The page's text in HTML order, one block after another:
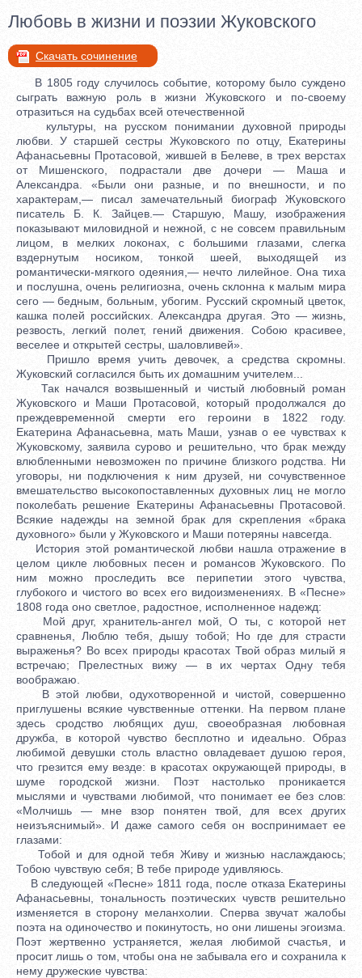
Любовь в жизни и поэзии Жуковского
Скачать сочинение
В 1805 году случилось событие, которому было суждено
сыграть важную роль в жизни Жуковского и по-своему
отразиться на судьбах всей отечественной
культуры, на русском понимании духовной природы
любви. У старшей сестры Жуковского по отцу, Екатерины
Афанасьевны Протасовой, жившей в Белеве, в трех верстах
от Мишенского, подрастали две дочери — Маша и
Александра. «Были они разные, и по внешности, и по
характерам,— писал замечательный биограф Жуковского
писатель Б. К. Зайцев.— Старшую, Машу, изображения
показывают миловидной и нежной, с не совсем правильным
лицом, в мелких локонах, с большими глазами, слегка
вздернутым носиком, тонкой шеей, выходящей из
романтически-мягкого одеяния,— нечто лилейное. Она тиха
и послушна, очень религиозна, очень склонна к малым мира
сего — бедным, больным, убогим. Русский скромный цветок,
кашка полей российских. Александра другая. Это — жизнь,
резвость, легкий полет, гений движения. Собою красивее,
веселее и открытей сестры, шаловливей».
Пришло время учить девочек, а средства скромны.
Жуковский согласился быть их домашним учителем...
Так начался возвышенный и чистый любовный роман
Жуковского и Маши Протасовой, который продолжался до
преждевременной смерти его героини в 1822 году.
Екатерина Афанасьевна, мать Маши, узнав о ее чувствах к
Жуковскому, заявила сурово и решительно, что брак между
влюбленными невозможен по причине близкого родства. Ни
уговоры, ни подключения к ним друзей, ни сочувственное
вмешательство высокопоставленных духовных лиц не могло
поколебать решение Екатерины Афанасьевны Протасовой.
Всякие надежды на земной брак для скрепления «брака
духовного» были у Жуковского и Маши потеряны навсегда.
История этой романтической любви нашла отражение в
целом цикле любовных песен и романсов Жуковского. По
ним можно проследить все перипетии этого чувства,
глубокого и чистого во всех его видоизменениях. В «Песне»
1808 года оно светлое, радостное, исполненное надежд:
Мой друг, хранитель-ангел мой, О ты, с которой нет
сравненья, Люблю тебя, дышу тобой; Но где для страсти
выраженья? Во всех природы красотах Твой образ милый я
встречаю; Прелестных вижу — в их чертах Одну тебя
воображаю.
В этой любви, одухотворенной и чистой, совершенно
приглушены всякие чувственные оттенки. На первом плане
здесь сродство любящих душ, своеобразная любовная
дружба, в которой чувство бесплотно и идеально. Образ
любимой девушки столь властно овладевает душою героя,
что грезится ему везде: в красотах окружающей природы, в
шуме городской жизни. Поэт настолько проникается
мыслями и чувствами любимой, что понимает ее без слов:
«Молчишь — мне взор понятен твой, для всех других
неизъяснимый». И даже самого себя он воспринимает ее
глазами:
Тобой и для одной тебя Живу и жизнью наслаждаюсь;
Тобою чувствую себя; В тебе природе удивляюсь.
В следующей «Песне» 1811 года, после отказа Екатерины
Афанасьевны, тональность поэтических чувств решительно
изменяется в сторону меланхолии. Сперва звучат жалобы
поэта на одиночество и покинутость, но они лишены эгоизма.
Поэт жертвенно устраняется, желая любимой счастья, и
просит лишь о том, чтобы она не забывала его и сохранила к
нему дружеские чувства: